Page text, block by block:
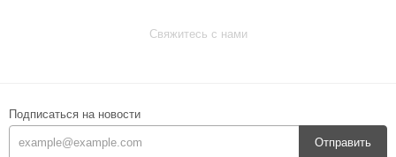
Свяжитесь с нами
Подписаться на новости
Отправить